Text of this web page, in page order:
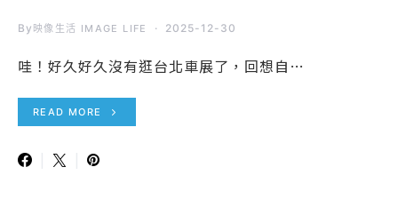
By 映像生活 IMAGE LIFE 2025-12-30
哇！好久好久沒有逛台北車展了，回想自…
READ MORE